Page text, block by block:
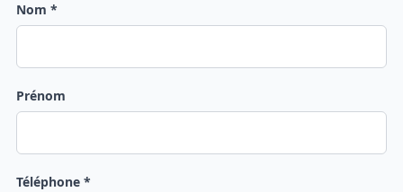
Nom *
Prénom
Téléphone *